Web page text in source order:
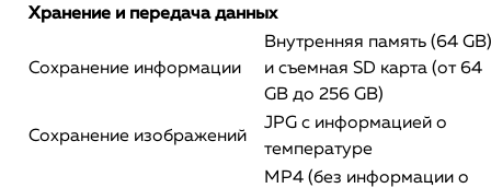
Хранение и передача данных
Сохранение информации
Внутренняя память (64 GB)
и съемная SD карта (от 64
GB до 256 GB)
Сохранение изображений
JPG с информацией о
температуре
MP4 (без информации о